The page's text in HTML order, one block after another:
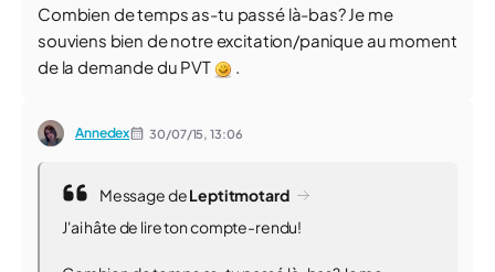
Combien de temps as-tu passé là-bas? Je me
souviens bien de notre excitation/panique au moment
de la demande du PVT
.
Annedex 30/07/15,13:06
Message deLeptitmotard
J'ai hâte de lire ton compte-rendu!